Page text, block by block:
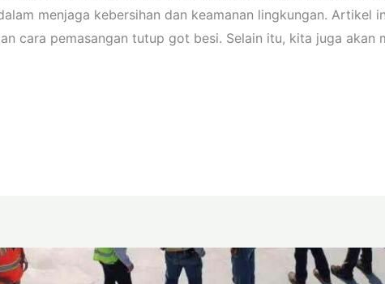
menjaga kebersihan dan keamanan lingkungan. Artikel
cara pemasangan tutup got besi. Selain itu, kita juga akan